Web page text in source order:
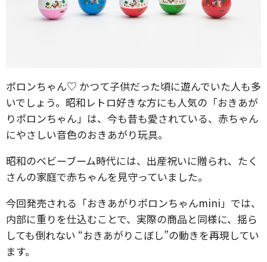
ポロンちゃん♡ かつて子供だった頃に遊んでいた人も多
いでしょう。昭和レトロ好きな方にも人気の「おきあが
りポロンちゃん」は、今も昔も愛されている、赤ちゃん
にやさしい音色のおきあがり玩具。
昭和のベビーブーム時代には、出産祝いに贈られ、たく
さんの家庭で赤ちゃんを見守っていました。
今回発売される「おきあがりポロンちゃんmini」では、
内部に重りを仕込むことで、実際の商品と同様に、揺ら
しても倒れない “おきあがりこぼし”の動きを再現してい
ます。